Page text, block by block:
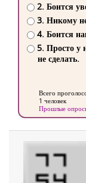
2. Боится
3. Никому
4. Боится
5. Просто у
не сделать.
Всего
1 человек
Прошлые